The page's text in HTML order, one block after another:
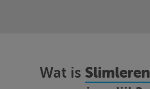
Wat is Slimleren